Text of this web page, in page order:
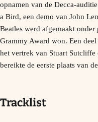
opnamen van de Decca-
a Bird, een demo van John
Beatles werd afgemaakt
Grammy Award won. Een
het vertrek van Stuart Sutcliffe
bereikte de eerste plaats van
Tracklist